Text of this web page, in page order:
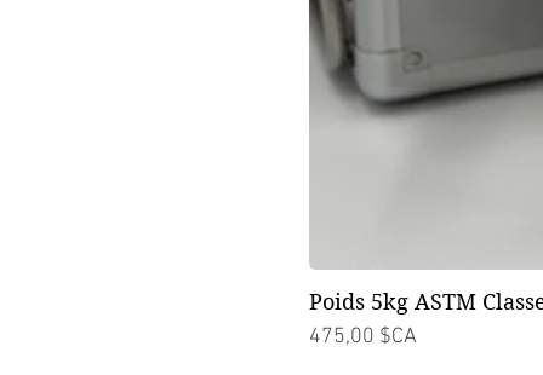
Poids 5kg ASTM
Prix
475,00 $CA